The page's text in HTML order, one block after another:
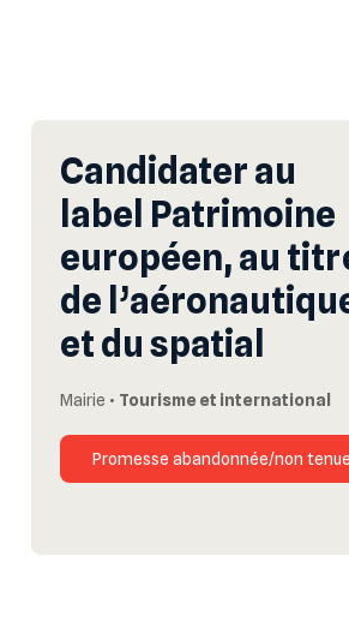
Candidater au
label Patrimoine
européen, au
de
et du spatial
Mairie • Tourisme et international
Promesse abandonnée/non tenue